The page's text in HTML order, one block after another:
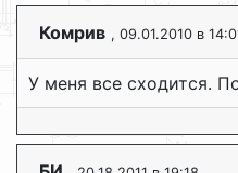
Комрив , 09.01.2010 в
У меня все сходится.